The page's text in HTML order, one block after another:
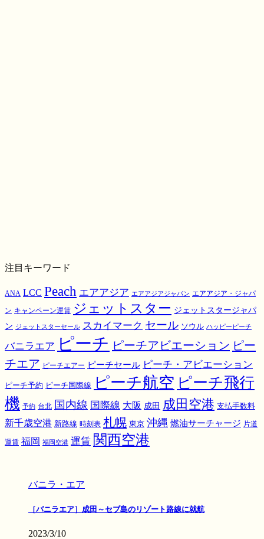
注目キーワード
ANA LCC Peach エアアジア エアアジアジャパン エアアジア・ジャパ
ン キャンペーン運賃 ジェットスター ジェットスタージャパ
ン ジェットスターセール スカイマーク セール ソウル ハッピーピーチ
バニラエア ピーチ ピーチアビエーション ピー
チエア ピーチエアー ピーチセール ピーチ・アビエーション
ピーチ予約 ピーチ国際線 ピーチ航空 ピーチ飛行
機 予約 台北 国内線 国際線 大阪 成田 成田空港 支払手数料
新千歳空港 新路線 時刻表 札幌 東京 沖縄 燃油サーチャージ 片道
運賃 福岡 福岡空港 運賃 関西空港
バニラ・エア
［バニラエア］成田～セブ島のリゾート路線に就航
2023/3/10